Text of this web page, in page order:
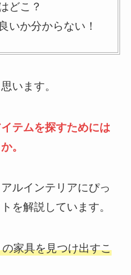
どこ？
いか分からない！
います。
テムを探すためには
。
ルインテリアにぴっ
を解説しています。
家具を見つけ出すこ